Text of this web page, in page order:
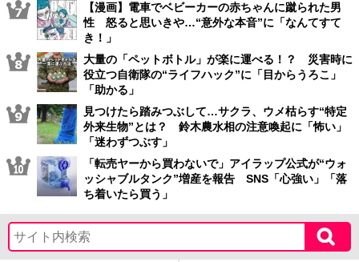
【漫画】電車でベビーカーの赤ちゃんに蹴られた男
性 怒ると思いきや…“意外な本音”に「なんてすて
き！」
大量の「ペットボトル」が楽に運べる！？ 災害時に
役立つ自衛隊の“ライフハック”に「目からうろこ」
「助かる」
見つけたら踏みつぶして…サクラ、ウメ枯らす“特定
外来生物”とは？ 鈴木農水相の注意喚起に「怖い」
「迷わずつぶす」
「転売ヤーから買わないで」アイラップ公式が“ウォ
ッシャブルタンク”増産を報告 SNS「心強い」「落
ち着いたら買う」